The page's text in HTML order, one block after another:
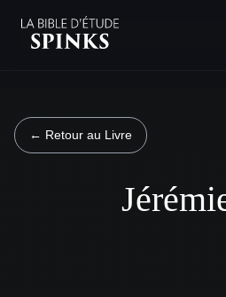
← Retour au Livre